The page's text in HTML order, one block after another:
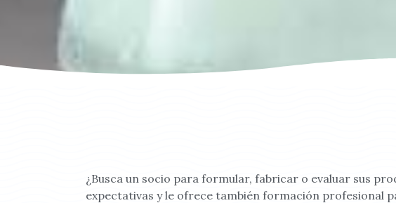
¿Busca un socio para formular, fabricar o evaluar sus
expectativas y le ofrece también formación profesional